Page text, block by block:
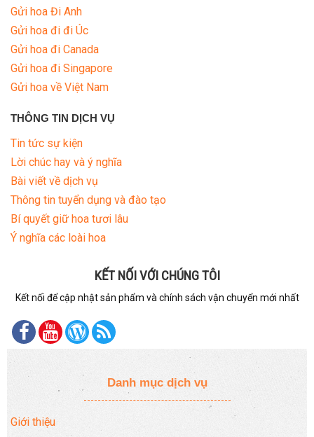
Gửi hoa Đi Anh
Gửi hoa đi đi Úc
Gửi hoa đi Canada
Gửi hoa đi Singapore
Gửi hoa về Việt Nam
THÔNG TIN DỊCH VỤ
Tin tức sự kiện
Lời chúc hay và ý nghĩa
Bài viết về dịch vụ
Thông tin tuyển dụng và đào tạo
Bí quyết giữ hoa tươi lâu
Ý nghĩa các loài hoa
KẾT NỐI VỚI CHÚNG TÔI
Kết nối để cập nhật sản phẩm và chính sách vận chuyển mới nhất
Danh mục dịch vụ
Giới thiệu